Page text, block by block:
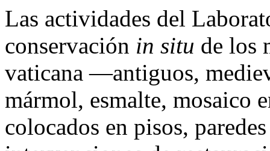
Las actividades del
conservación in situ de los
vaticana —antiguos,
mármol, esmalte, mosaico
colocados en pisos,